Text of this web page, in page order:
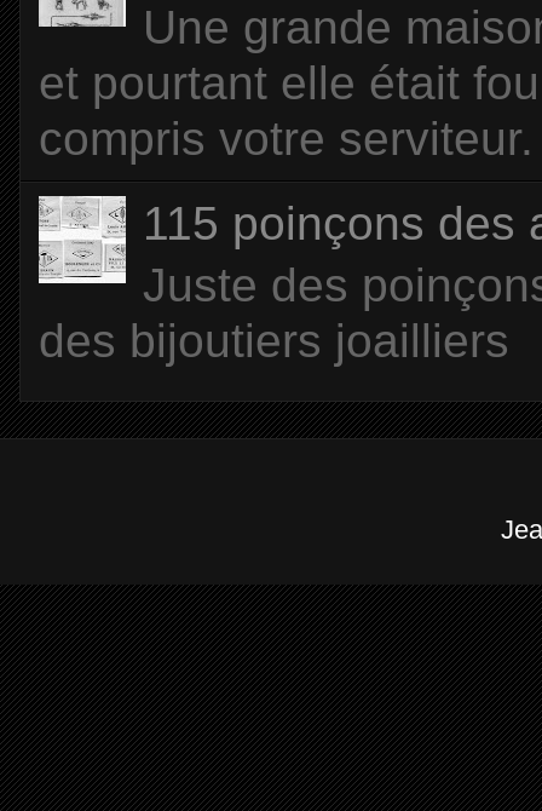
Une grande
et pourtant elle était
compris votre
115 poinçons des
Juste des
des bijoutiers joailliers